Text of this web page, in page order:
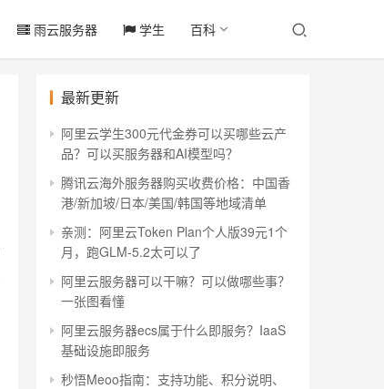
雨云服务器 学生 百科
最新更新
阿里云学生300元代金券可以买哪些云产
品？可以买服务器和AI模型吗？
腾讯云海外服务器购买收费价格：中国香
港/新加坡/日本/美国/韩国等地域清单
亲测：阿里云Token Plan个人版39元1个
月，跑GLM-5.2太可以了
阿里云服务器可以干嘛？可以做哪些事？
一张图看懂
阿里云服务器ecs属于什么即服务？IaaS
基础设施即服务
秒悟Meoo指南：支持功能、积分说明、